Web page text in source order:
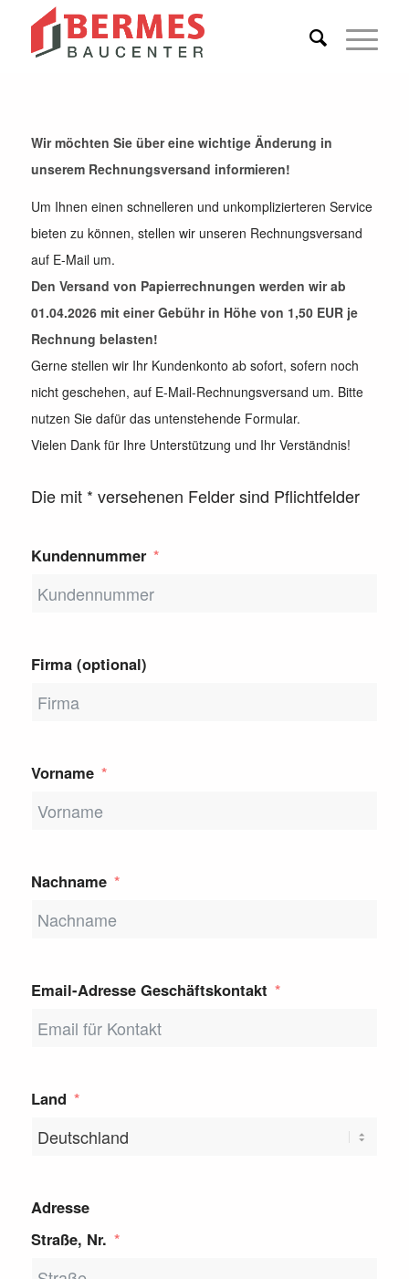
Wir möchten Sie über eine wichtige Änderung in
unserem Rechnungsversand informieren!
Um Ihnen einen schnelleren und unkomplizierteren Service
bieten zu können, stellen wir unseren Rechnungsversand
auf E-Mail um.
Den Versand von Papierrechnungen werden wir ab
01.04.2026 mit einer Gebühr in Höhe von 1,50 EUR je
Rechnung belasten!
Gerne stellen wir Ihr Kundenkonto ab sofort, sofern noch
nicht geschehen, auf E-Mail-Rechnungsversand um. Bitte
nutzen Sie dafür das untenstehende Formular.
Vielen Dank für Ihre Unterstützung und Ihr Verständnis!
Die mit * versehenen Felder sind Pflichtfelder
Kundennummer
Firma (optional)
Vorname
Nachname
Email-Adresse Geschäftskontakt
Land
Adresse
Straße, Nr.